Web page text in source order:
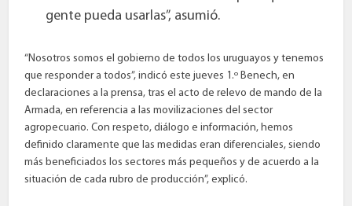
gente pueda usarlas”, asumió.
“Nosotros somos el gobierno de todos los uruguayos y tenemos
que responder a todos”, indicó este jueves 1.º Benech, en
declaraciones a la prensa, tras el acto de relevo de mando de la
Armada, en referencia a las movilizaciones del sector
agropecuario. Con respeto, diálogo e información, hemos
definido claramente que las medidas eran diferenciales, siendo
más beneficiados los sectores más pequeños y de acuerdo a la
situación de cada rubro de producción”, explicó.